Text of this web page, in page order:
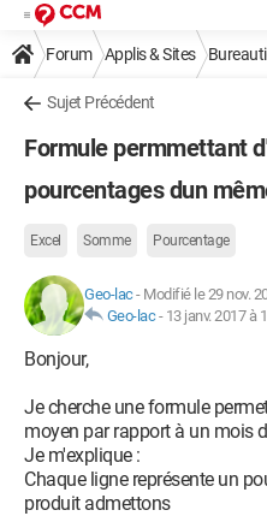
Forum Applis & Sites
Sujet Précédent
Formule permmettant
pourcentages dun
Excel Somme Pourcentage
Geo-lac- Modifié le 29 nov.
Geo-lac- 13 janv. 2017 à
Bonjour,
Je cherche une formule
moyen par rapport à un mois
Je m'explique :
Chaque ligne représente un
produit admettons